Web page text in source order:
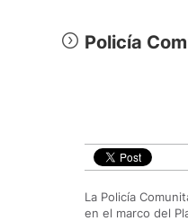
Policía
La Policía
en el marco del